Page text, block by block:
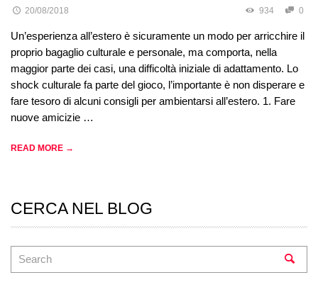
20/08/2018 934 0
Un’esperienza all’estero è sicuramente un modo per arricchire il
proprio bagaglio culturale e personale, ma comporta, nella
maggior parte dei casi, una difficoltà iniziale di adattamento. Lo
shock culturale fa parte del gioco, l’importante è non disperare e
fare tesoro di alcuni consigli per ambientarsi all’estero. 1. Fare
nuove amicizie …
READ MORE →
CERCA NEL BLOG